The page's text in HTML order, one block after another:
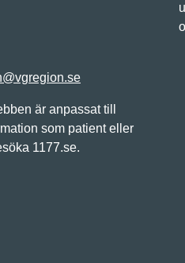
är anpassat till
som patient eller
1177.se.